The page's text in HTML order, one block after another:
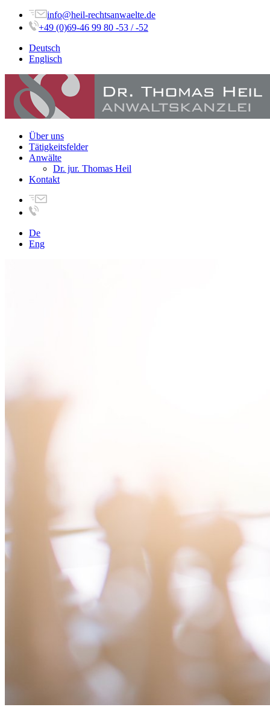
info@heil-rechtsanwaelte.de
+49 (0)69-46 99 80 -53 / -52
Deutsch
Englisch
Über uns
Tätigkeitsfelder
Anwälte
Dr. jur. Thomas Heil
Kontakt
De
Eng